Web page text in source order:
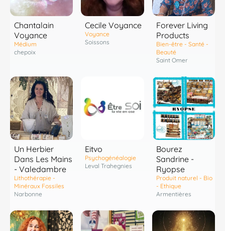
Chantalain
Voyance
Médium
chepoix
Cecile Voyance
Voyance
Soissons
Forever Living
Products
Bien-être - Santé -
Beauté
Saint Omer
Un Herbier
Dans Les Mains
- Valedambre
Lithothérapie -
Minéraux Fossiles
Narbonne
Eitvo
Psychogénéalogie
Leval Trahegnies
Bourez
Sandrine -
Ryopse
Produit naturel - Bio
- Ethique
Armentières